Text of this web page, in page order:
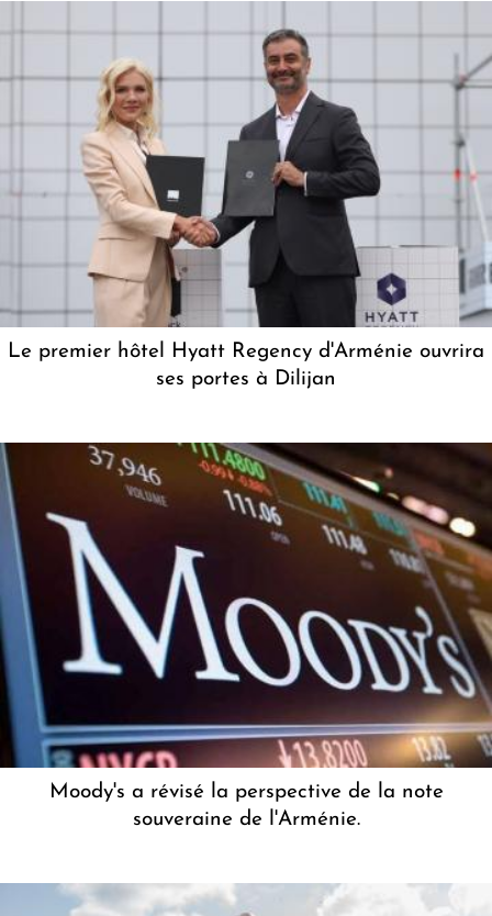
Le premier hôtel Hyatt Regency d'Arménie ouvrira
ses portes à Dilijan
Moody's a révisé la perspective de la note
souveraine de l'Arménie.